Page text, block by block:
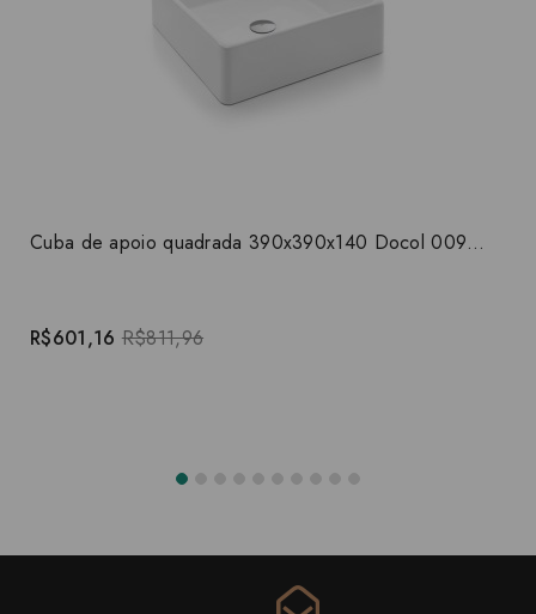
Cuba de apoio quadrada 390x390x140 Docol 00969926
R$601,16 R$811,96